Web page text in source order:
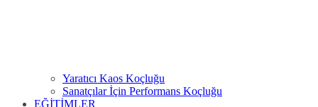
Yaratıcı Kaos Koçluğu
Sanatçılar İçin Performans Koçluğu
EĞİTİMLER